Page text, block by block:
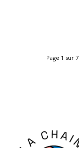
Page 1 sur 7